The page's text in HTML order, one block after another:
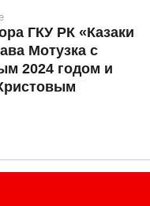
ГКУ РК «Казаки
Мотузка с
2024 годом и